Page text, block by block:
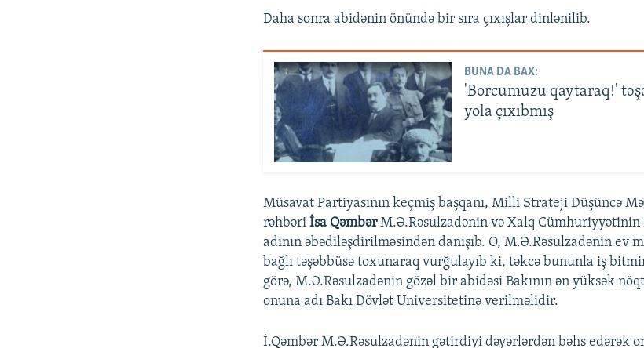
Daha sonra abidənin önündə bir sıra çıxışlar dinlənilib.
BUNA DA BAX:
'Borcumuzu qaytaraq!'
yola çıxıbmış
Müsavat Partiyasının keçmiş başqanı, Milli Strateji Düşüncə
rəhbəri İsa QəmbərM.Ə.Rəsulzadənin və Xalq Cümhuriyyətinin
adının əbədiləşdirilməsindən danışıb. O, M.Ə.Rəsulzadənin ev
bağlı təşəbbüsə toxunaraq vurğulayıb ki, təkcə bununla iş
görə, M.Ə.Rəsulzadənin gözəl bir abidəsi Bakının ən yüksək
onuna adı Bakı Dövlət Universitetinə verilməlidir.
İ.Qəmbər M.Ə.Rəsulzadənin gətirdiyi dəyərlərdən bəhs edərək